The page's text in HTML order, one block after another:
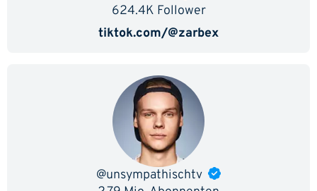
624.4K Follower
tiktok.com/@zarbex
@unsympathischtv